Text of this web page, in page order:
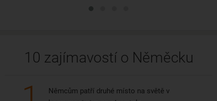
10 zajímavostí o Něměcku
Němcům patří druhé místo na světě v